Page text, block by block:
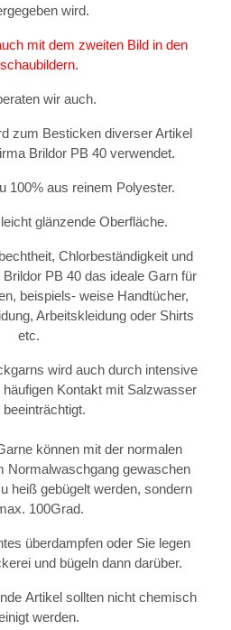
wird.
mit dem zweiten Bild in den
wir auch.
zum Besticken diverser Artikel
Brildor PB 40 verwendet.
100% aus reinem Polyester.
glänzende Oberfläche.
Chlorbeständigkeit und
PB 40 das ideale Garn für
beispiels- weise Handtücher,
Arbeitskleidung oder Shirts
etc.
wird auch durch intensive
Kontakt mit Salzwasser
beeinträchtigt.
können mit der normalen
Normalwaschgang gewaschen
heiß gebügelt werden, sondern
100Grad.
überdampfen oder Sie legen
und bügeln dann darüber.
Artikel sollten nicht chemisch
werden.